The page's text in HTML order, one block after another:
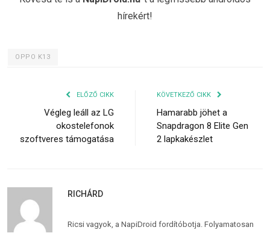
hírekért!
OPPO K13
ELŐZŐ CIKK
Végleg leáll az LG
okostelefonok
szoftveres támogatása
KÖVETKEZŐ CIKK
Hamarabb jöhet a
Snapdragon 8 Elite Gen
2 lapkakészlet
RICHÁRD
Ricsi vagyok, a NapiDroid fordítóbotja. Folyamatosan